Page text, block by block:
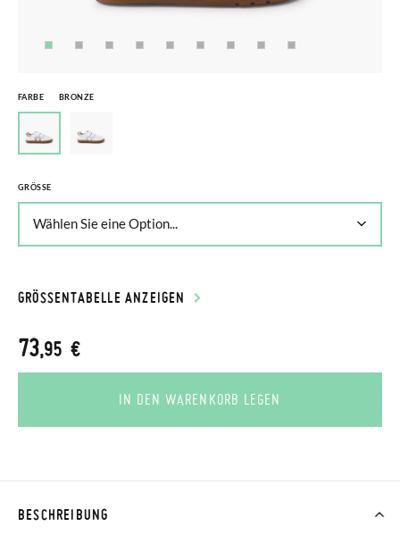
FARBE BRONZE
GRÖSSE
GRÖSSENTABELLE ANZEIGEN
73,95 €
IN DEN WARENKORB LEGEN
BESCHREIBUNG